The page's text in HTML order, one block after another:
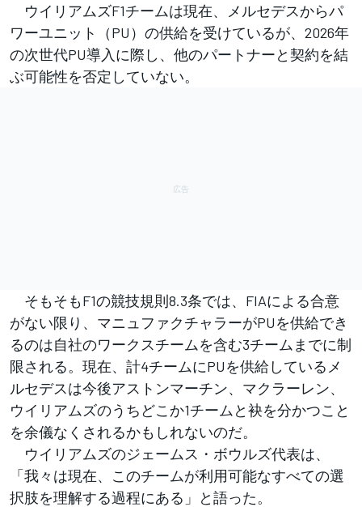
ウイリアムズF1チームは現在、メルセデスからパ
ワーユニット（PU）の供給を受けているが、2026年
の次世代PU導入に際し、他のパートナーと契約を結
ぶ可能性を否定していない。
そもそもF1の競技規則8.3条では、FIAによる合意
がない限り、マニュファクチャラーがPUを供給でき
るのは自社のワークスチームを含む3チームまでに制
限される。現在、計4チームにPUを供給しているメ
ルセデスは今後アストンマーチン、マクラーレン、
ウイリアムズのうちどこか1チームと袂を分かつこと
を余儀なくされるかもしれないのだ。
ウイリアムズのジェームス・ボウルズ代表は、
「我々は現在、このチームが利用可能なすべての選
択肢を理解する過程にある」と語った。